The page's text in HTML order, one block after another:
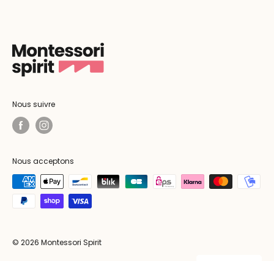
Nous suivre
Nous acceptons
© 2026 Montessori Spirit